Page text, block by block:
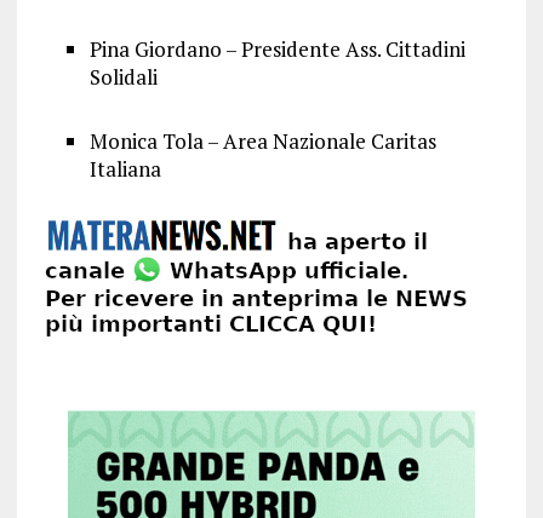
Pina Giordano – Presidente Ass. Cittadini
Solidali
Monica Tola – Area Nazionale Caritas
Italiana